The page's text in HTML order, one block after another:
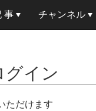
事 チャンネル
グイン
ただけます